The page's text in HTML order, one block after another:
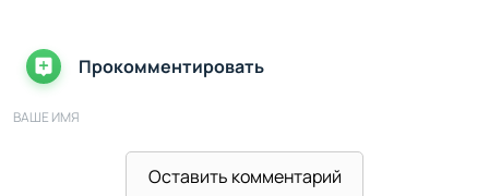
Прокомментировать
ВАШЕ ИМЯ
Оставить комментарий